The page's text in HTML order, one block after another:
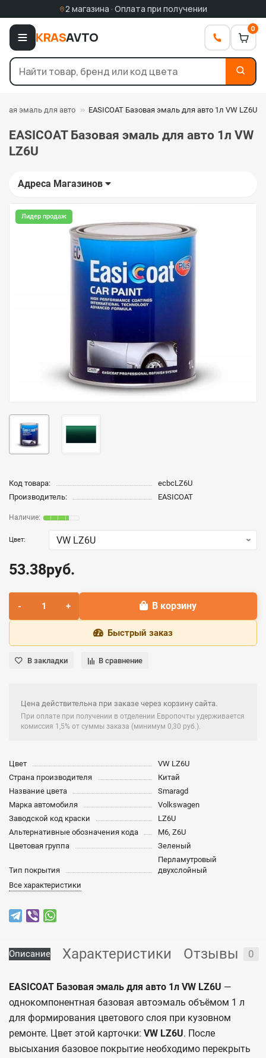
2 магазина · Оплата при получении
KRASAVTO
0
эмаль для авто EASICOAT Базовая эмаль для авто 1л VW LZ6U
EASICOAT Базовая эмаль для авто 1л VW
LZ6U
Адреса Магазинов
Лидер продаж
Код товара:
ecbcLZ6U
Производитель:
EASICOAT
Цвет:
53.38руб.
В корзину
Быстрый заказ
В закладки В сравнение
Цена действительна при заказе через корзину сайта.
При оплате при получении в отделении Европочты удерживается
комиссия 1,5% от суммы заказа (минимум 0,30 руб.).
Цвет
VW LZ6U
Страна производителя
Китай
Название цвета
Smaragd
Марка автомобиля
Volkswagen
Заводской код краски
LZ6U
Альтернативные обозначения кода
M6, Z6U
Цветовая группа
Зеленый
Тип покрытия
Перламутровый
двухслойный
Все характеристики
Описание Характеристики Отзывы 0
EASICOAT Базовая эмаль для авто 1л VW LZ6U —
однокомпонентная базовая автоэмаль объёмом 1 л
для формирования цветового слоя при кузовном
ремонте. Цвет этой карточки: VW LZ6U. После
высыхания базовое покрытие необходимо перекрыть